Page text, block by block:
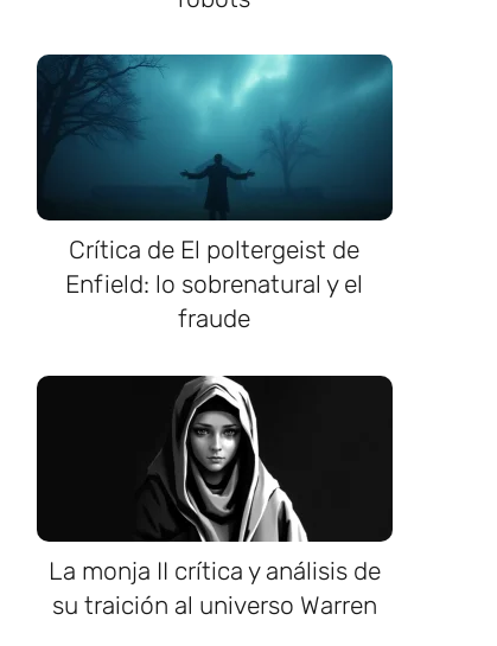
Crítica de El poltergeist de
Enfield: lo sobrenatural y el
fraude
La monja II crítica y análisis de
su traición al universo Warren